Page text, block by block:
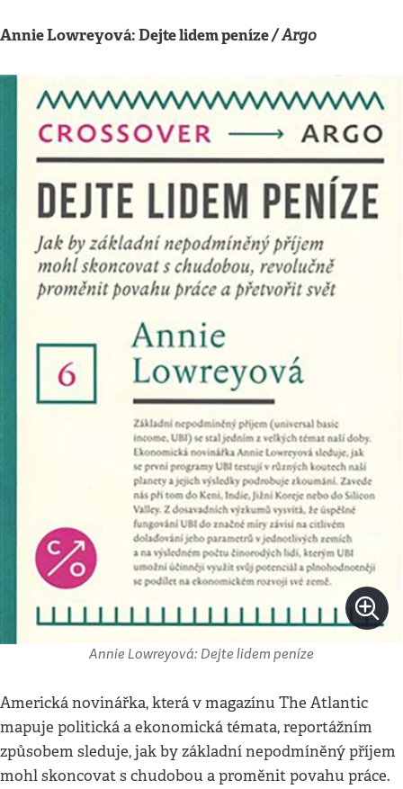
Annie Lowreyová: Dejte lidem peníze/ Argo
Annie Lowreyová: Dejte lidem peníze
Americká novinářka, která v magazínu The Atlantic
mapuje politická a ekonomická témata, reportážním
způsobem sleduje, jak by základní nepodmíněný příjem
mohl skoncovat s chudobou a proměnit povahu práce.